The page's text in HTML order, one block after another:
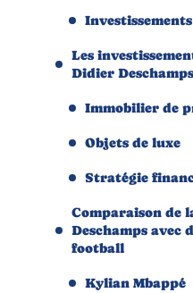
Les
Didier Deschamps
Immobilier de
Objets de luxe
Stratégie
Comparaison de
Deschamps avec
football
Kylian Mbappé